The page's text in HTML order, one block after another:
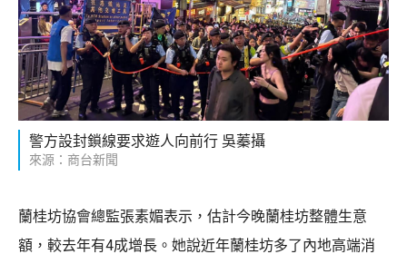
警方設封鎖線要求遊人向前行 吳蓁攝
來源：商台新聞
蘭桂坊協會總監張素媚表示，估計今晚蘭桂坊整體生意
額，較去年有4成增長。她說近年蘭桂坊多了內地高端消